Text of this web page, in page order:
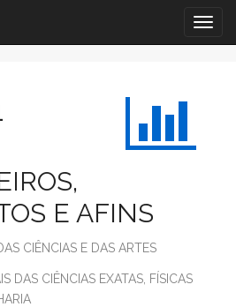
E AFINS
CIÊNCIAS E DAS ARTES
DAS CIÊNCIAS EXATAS, FÍSICAS